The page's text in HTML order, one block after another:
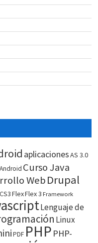
aplicacionesAS 3.0
Curso Java
WebDrupal
FlexFlex 3 Framework
Lenguaje de
Linux
PDF PHP PHP-